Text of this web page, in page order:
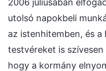
utolsó napokbeli
az istenhitemben, és
testvéreket is
hogy a kormány